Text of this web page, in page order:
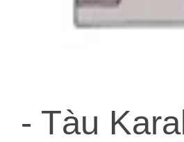
- Tàu